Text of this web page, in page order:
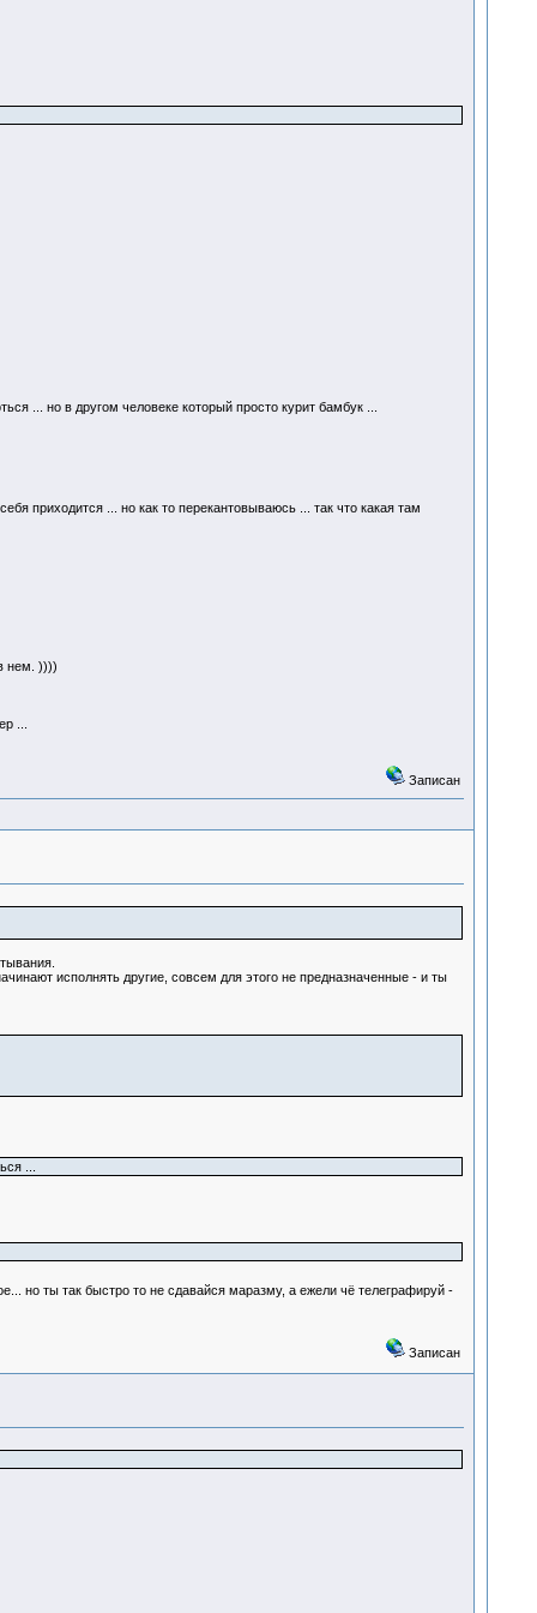
... но в другом человеке который просто курит бамбук ...
приходится ... но как то перекантовываюсь ... так что какая там
нем. ))))
...
Записан
исполнять другие, совсем для этого не предназначенные - и ты
...
но ты так быстро то не сдавайся маразму, а ежели чё телеграфируй -
Записан